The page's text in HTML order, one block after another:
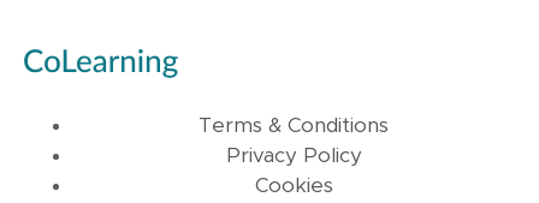
Terms & Conditions
Privacy Policy
Cookies